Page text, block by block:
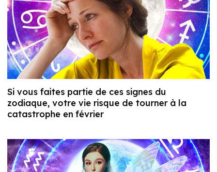
Si vous faites partie de ces signes du
zodiaque, votre vie risque de tourner à la
catastrophe en février